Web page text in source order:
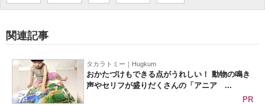
製造業のIT導入・活用を支援
モノづくり技術者専門サイト
エレクトロニクス専門サイト
関連記事
タカラトミー｜Hugkum
おかたづけもできる点がうれしい！ 動物の鳴き
声やセリフが盛りだくさんの「アニア ...
PR